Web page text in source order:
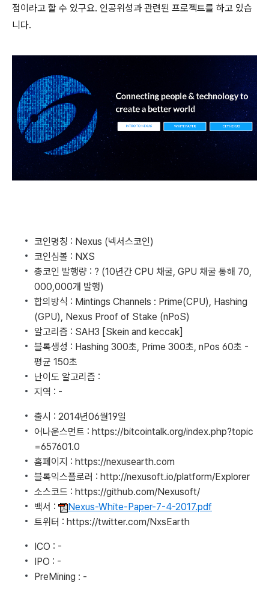
점이라고 할 수 있구요. 인공위성과 관련된 프로젝트를 하고 있습
니다.
코인명칭 : Nexus (넥서스코인)
코인심볼 : NXS
총코인 발행량 : ? (10년간 CPU 채굴, GPU 채굴 통해 70,
000,000개 발행)
합의방식 : Mintings Channels : Prime(CPU), Hashing
(GPU), Nexus Proof of Stake (nPoS)
알고리즘 : SAH3 [Skein and keccak]
블록생성 : Hashing 300초, Prime 300초, nPos 60초 -
평균 150초
난이도 알고리즘 :
지역 : -
출시 : 2014년06월19일
어나운스먼트 : https://bitcointalk.org/index.php?topic
=657601.0
홈페이지 : https://nexusearth.com
블록익스플로러 : http://nexusoft.io/platform/Explorer
소스코드 : https://github.com/Nexusoft/
백서 :
Nexus-White-Paper-7-4-2017.pdf
트위터 : https://twitter.com/NxsEarth
ICO : -
IPO : -
PreMining : -